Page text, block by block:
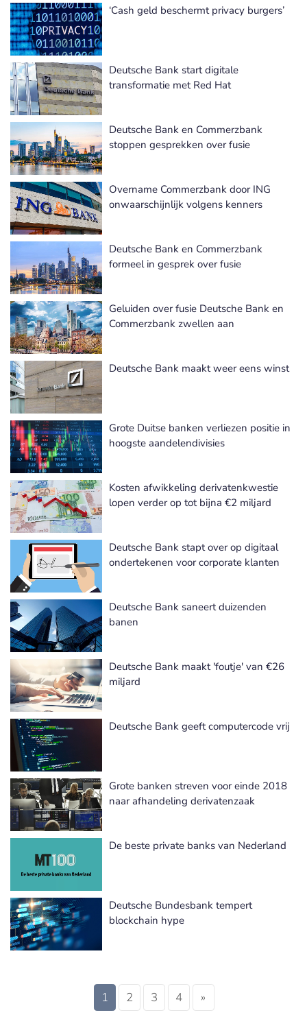
‘Cash geld beschermt privacy burgers’
Deutsche Bank start digitale
transformatie met Red Hat
Deutsche Bank en Commerzbank
stoppen gesprekken over fusie
Overname Commerzbank door ING
onwaarschijnlijk volgens kenners
Deutsche Bank en Commerzbank
formeel in gesprek over fusie
Geluiden over fusie Deutsche Bank en
Commerzbank zwellen aan
Deutsche Bank maakt weer eens winst
Grote Duitse banken verliezen positie in
hoogste aandelendivisies
Kosten afwikkeling derivatenkwestie
lopen verder op tot bijna €2 miljard
Deutsche Bank stapt over op digitaal
ondertekenen voor corporate klanten
Deutsche Bank saneert duizenden
banen
Deutsche Bank maakt 'foutje' van €26
miljard
Deutsche Bank geeft computercode vrij
Grote banken streven voor einde 2018
naar afhandeling derivatenzaak
De beste private banks van Nederland
Deutsche Bundesbank tempert
blockchain hype
1 2 3 4 »